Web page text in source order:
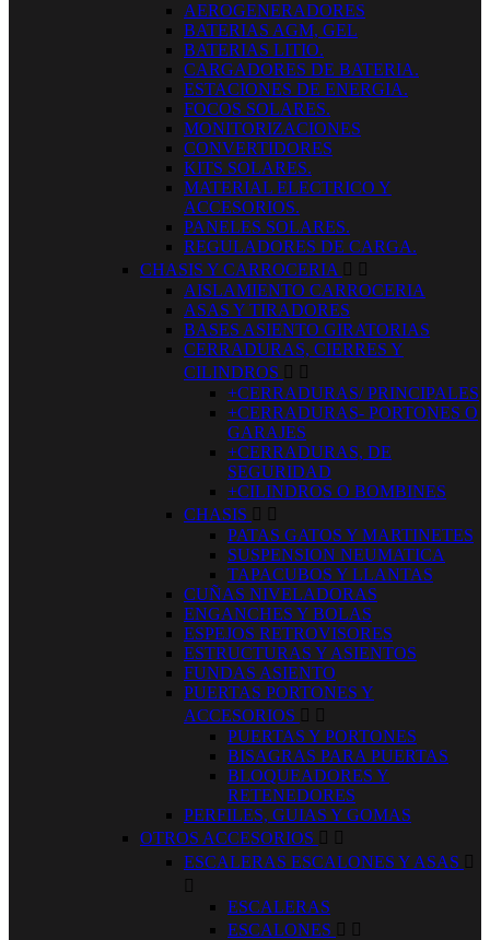
AEROGENERADORES
BATERIAS AGM, GEL
BATERIAS LITIO.
CARGADORES DE BATERIA.
ESTACIONES DE ENERGIA.
FOCOS SOLARES.
MONITORIZACIONES
CONVERTIDORES
KITS SOLARES.
MATERIAL ELECTRICO Y
ACCESORIOS.
PANELES SOLARES.
REGULADORES DE CARGA.
CHASIS Y CARROCERIA  
AISLAMIENTO CARROCERIA
ASAS Y TIRADORES
BASES ASIENTO GIRATORIAS
CERRADURAS, CIERRES Y
CILINDROS  
+CERRADURAS/ PRINCIPALES
+CERRADURAS- PORTONES O
GARAJES
+CERRADURAS, DE
SEGURIDAD
+CILINDROS O BOMBINES
CHASIS  
PATAS GATOS Y MARTINETES
SUSPENSION NEUMATICA
TAPACUBOS Y LLANTAS
CUÑAS NIVELADORAS
ENGANCHES Y BOLAS
ESPEJOS RETROVISORES
ESTRUCTURAS Y ASIENTOS
FUNDAS ASIENTO
PUERTAS PORTONES Y
ACCESORIOS  
PUERTAS Y PORTONES
BISAGRAS PARA PUERTAS
BLOQUEADORES Y
RETENEDORES
PERFILES, GUIAS Y GOMAS
OTROS ACCESORIOS  
ESCALERAS ESCALONES Y ASAS 

ESCALERAS
ESCALONES  